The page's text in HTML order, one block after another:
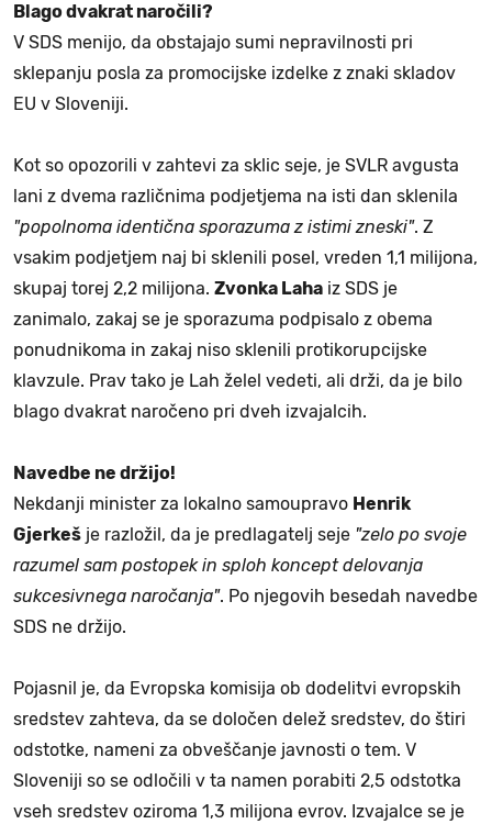
Blago dvakrat naročili?
V SDS menijo, da obstajajo sumi nepravilnosti pri
sklepanju posla za promocijske izdelke z znaki skladov
EU v Sloveniji.
Kot so opozorili v zahtevi za sklic seje, je SVLR avgusta
lani z dvema različnima podjetjema na isti dan sklenila
"popolnoma identična sporazuma z istimi zneski". Z
vsakim podjetjem naj bi sklenili posel, vreden 1,1 milijona,
skupaj torej 2,2 milijona. Zvonka Laha iz SDS je
zanimalo, zakaj se je sporazuma podpisalo z obema
ponudnikoma in zakaj niso sklenili protikorupcijske
klavzule. Prav tako je Lah želel vedeti, ali drži, da je bilo
blago dvakrat naročeno pri dveh izvajalcih.
Navedbe ne držijo!
Nekdanji minister za lokalno samoupravo Henrik
Gjerkeš je razložil, da je predlagatelj seje "zelo po svoje
razumel sam postopek in sploh koncept delovanja
sukcesivnega naročanja". Po njegovih besedah navedbe
SDS ne držijo.
Pojasnil je, da Evropska komisija ob dodelitvi evropskih
sredstev zahteva, da se določen delež sredstev, do štiri
odstotke, nameni za obveščanje javnosti o tem. V
Sloveniji so se odločili v ta namen porabiti 2,5 odstotka
vseh sredstev oziroma 1,3 milijona evrov. Izvajalce se je